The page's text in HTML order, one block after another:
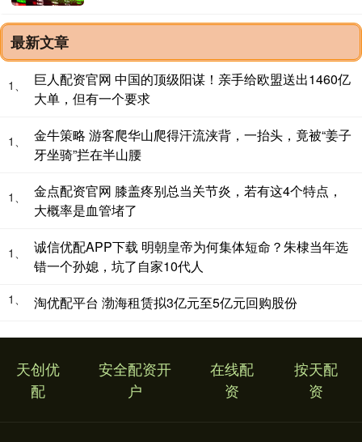
最新文章
1、
巨人配资官网 中国的顶级阳谋！亲手给欧盟送出1460亿
大单，但有一个要求
1、
金牛策略 游客爬华山爬得汗流浃背，一抬头，竟被“姜子
牙坐骑”拦在半山腰
1、
金点配资官网 膝盖疼别总当关节炎，若有这4个特点，
大概率是血管堵了
1、
诚信优配APP下载 明朝皇帝为何集体短命？朱棣当年选
错一个孙媳，坑了自家10代人
1、 淘优配平台 渤海租赁拟3亿元至5亿元回购股份
天创优
配
安全配资开
户
在线配
资
按天配
资